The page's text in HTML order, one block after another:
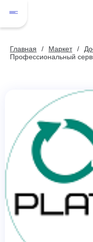
Главная Маркет
Профессиональный